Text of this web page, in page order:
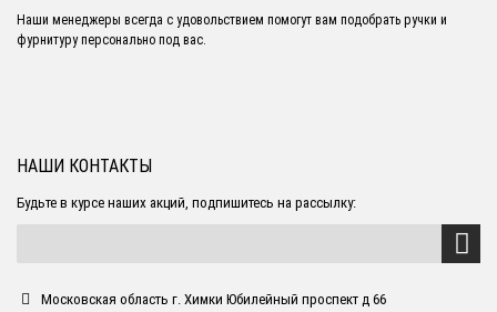
Наши менеджеры всегда с удовольствием помогут вам подобрать ручки и
фурнитуру персонально под вас.
НАШИ КОНТАКТЫ
Будьте в курсе наших акций, подпишитесь на рассылку:
Московская область г. Химки Юбилейный проспект д 66